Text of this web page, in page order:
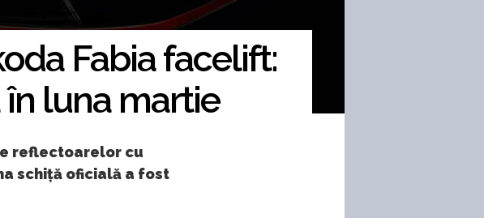
Fabia facelift:
luna martie
reflectoarelor cu
schiță oficială a fost